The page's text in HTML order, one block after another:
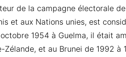
de la campagne électorale
et aux Nations unies, est
1954 à Guelma, il était
Zélande, et au Brunei de 1992 à